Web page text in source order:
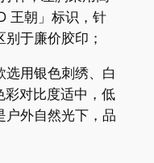
王朝」标识，针
于廉价胶印；
用银色刺绣、白
对比度适中，低
户外自然光下，品